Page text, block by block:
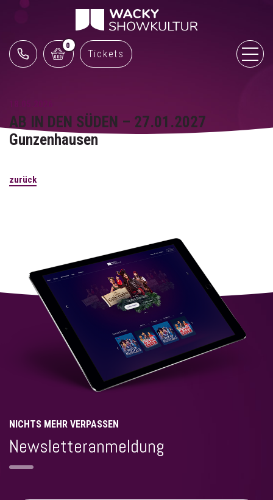
0
Tickets
AB IN DEN SÜDEN – 27.01.2027
Gunzenhausen
zurück
NICHTS MEHR VERPASSEN
Newsletteranmeldung